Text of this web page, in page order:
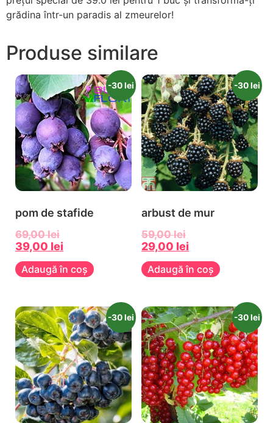
grădina într-un paradis al zmeurelor!
Produse similare
-30 lei
pom de stafide
69,00lei
39,00 lei
Adaugă în coș
-30 lei
arbust de mur
59,00lei
29,00 lei
Adaugă în coș
-30 lei -30 lei